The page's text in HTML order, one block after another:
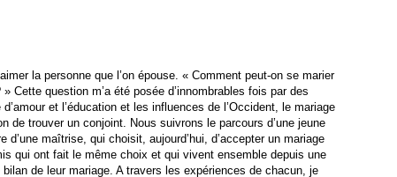
la personne que l’on épouse. « Comment peut-on se marier
Cette question m’a été posée d’innombrables fois par des
et l’éducation et les influences de l’Occident, le mariage
de trouver un conjoint. Nous suivrons le parcours d’une jeune
d’une maîtrise, qui choisit, aujourd’hui, d’accepter un mariage
qui ont fait le même choix et qui vivent ensemble depuis une
bilan de leur mariage. A travers les expériences de chacun, je